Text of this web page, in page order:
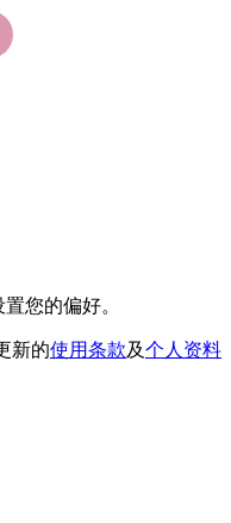
置您的偏好。
新的使用条款及个人资料